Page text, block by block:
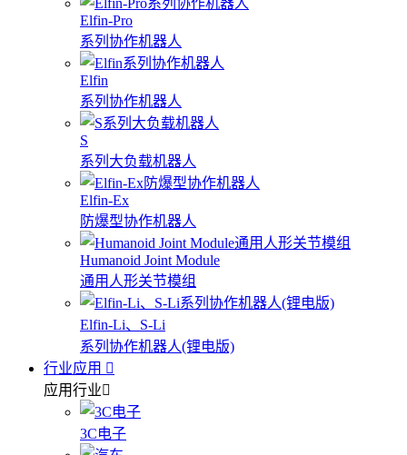
Elfin-Pro
系列协作机器人
Elfin
系列协作机器人
S
系列大负载机器人
Elfin-Ex
防爆型协作机器人
Humanoid Joint Module
通用人形关节模组
Elfin-Li、S-Li
系列协作机器人(锂电版)
行业应用
应用行业
3C电子